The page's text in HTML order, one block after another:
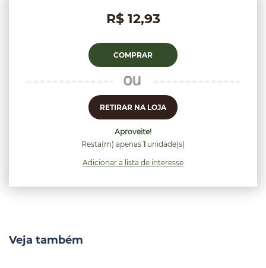
R$ 12,93
COMPRAR
RETIRAR NA LOJA
Aproveite!
Resta(m) apenas 1 unidade(s)
Adicionar a lista de interesse
Veja também